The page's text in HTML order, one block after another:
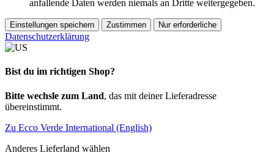
anfallende Daten werden niemals an Dritte weitergegeben.
Einstellungen speichern Zustimmen Nur erforderliche
Datenschutzerklärung
Bist du im richtigen Shop?
Bitte wechsle zum Land, das mit deiner Lieferadresse
übereinstimmt.
Zu Ecco Verde International (English)
Anderes Lieferland wählen